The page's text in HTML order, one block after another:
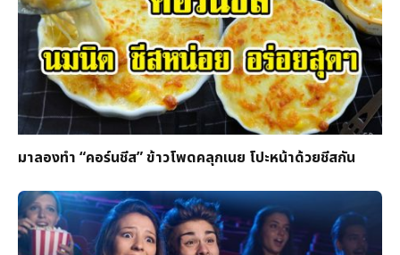
มาลองทำ “คอร์นชีส” ข้าวโพดคลุกเนย โปะหน้าด้วยชีสกัน